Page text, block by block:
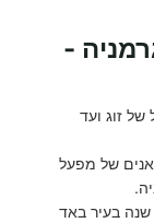
-
זוג ועד
של מפעל
בשנת 1923 שנה בעיר באד